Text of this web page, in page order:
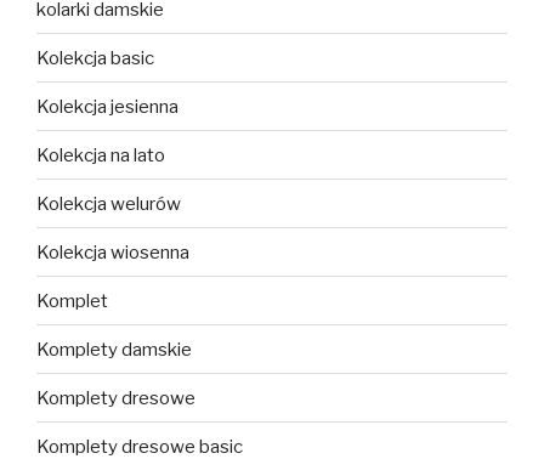
kolarki damskie
Kolekcja basic
Kolekcja jesienna
Kolekcja na lato
Kolekcja welurów
Kolekcja wiosenna
Komplet
Komplety damskie
Komplety dresowe
Komplety dresowe basic